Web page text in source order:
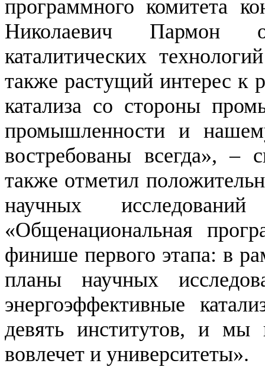
программного комитета
Николаевич Пармон
каталитических
также растущий интерес к
катализа со стороны
промышленности и
востребованы всегда», –
также отметил
научных
«Общенациональная
финише первого этапа: в
планы научных
энергоэффективные
девять институтов, и мы
вовлечет и университеты».